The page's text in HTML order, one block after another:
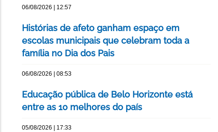
06/08/2026 | 12:57
Histórias de afeto ganham espaço em
escolas municipais que celebram toda a
família no Dia dos Pais
06/08/2026 | 08:53
Educação pública de Belo Horizonte está
entre as 10 melhores do país
05/08/2026 | 17:33